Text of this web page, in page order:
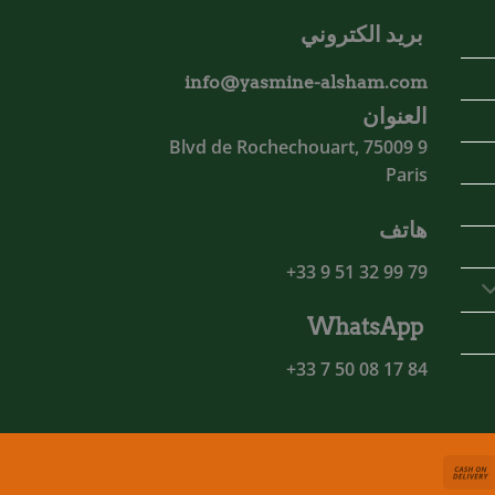
بريد الكتروني
info@yasmine-alsham.com
العنوان
9 Blvd de Rochechouart, 75009
Paris
هاتف
79 99 32 51 9 33+
84 17 08 50 7 33+